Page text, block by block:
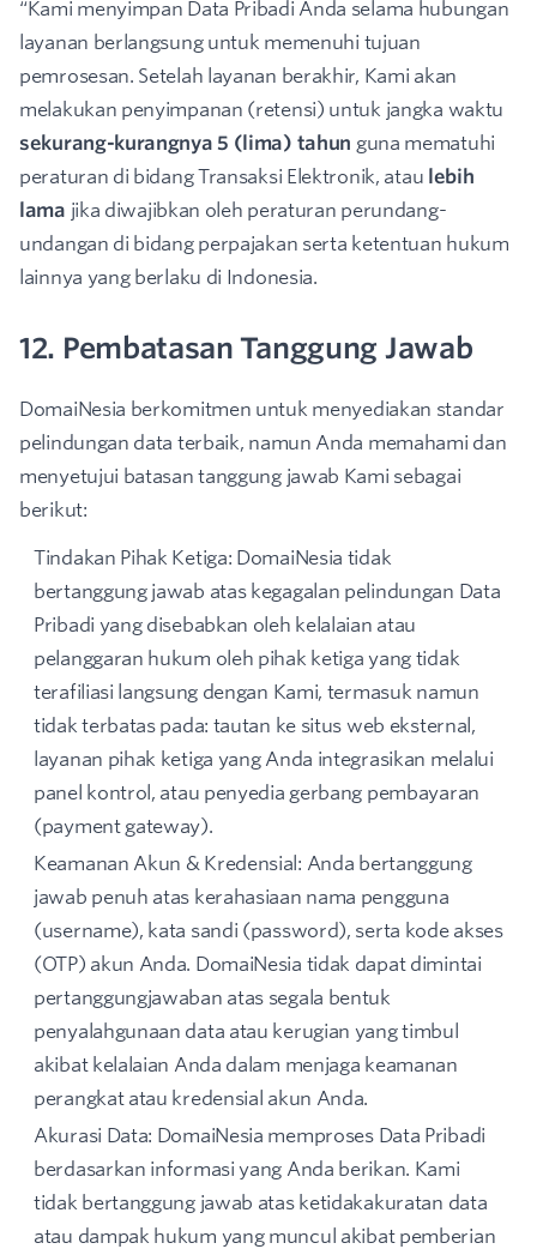
“Kami menyimpan Data Pribadi Anda selama hubungan
layanan berlangsung untuk memenuhi tujuan
pemrosesan. Setelah layanan berakhir, Kami akan
melakukan penyimpanan (retensi) untuk jangka waktu
sekurang-kurangnya 5 (lima) tahun guna mematuhi
peraturan di bidang Transaksi Elektronik, atau lebih
lama jika diwajibkan oleh peraturan perundang-
undangan di bidang perpajakan serta ketentuan hukum
lainnya yang berlaku di Indonesia.
12. Pembatasan Tanggung Jawab
DomaiNesia berkomitmen untuk menyediakan standar
pelindungan data terbaik, namun Anda memahami dan
menyetujui batasan tanggung jawab Kami sebagai
berikut:
Tindakan Pihak Ketiga: DomaiNesia tidak
bertanggung jawab atas kegagalan pelindungan Data
Pribadi yang disebabkan oleh kelalaian atau
pelanggaran hukum oleh pihak ketiga yang tidak
terafiliasi langsung dengan Kami, termasuk namun
tidak terbatas pada: tautan ke situs web eksternal,
layanan pihak ketiga yang Anda integrasikan melalui
panel kontrol, atau penyedia gerbang pembayaran
(payment gateway).
Keamanan Akun & Kredensial: Anda bertanggung
jawab penuh atas kerahasiaan nama pengguna
(username), kata sandi (password), serta kode akses
(OTP) akun Anda. DomaiNesia tidak dapat dimintai
pertanggungjawaban atas segala bentuk
penyalahgunaan data atau kerugian yang timbul
akibat kelalaian Anda dalam menjaga keamanan
perangkat atau kredensial akun Anda.
Akurasi Data: DomaiNesia memproses Data Pribadi
berdasarkan informasi yang Anda berikan. Kami
tidak bertanggung jawab atas ketidakakuratan data
atau dampak hukum yang muncul akibat pemberian